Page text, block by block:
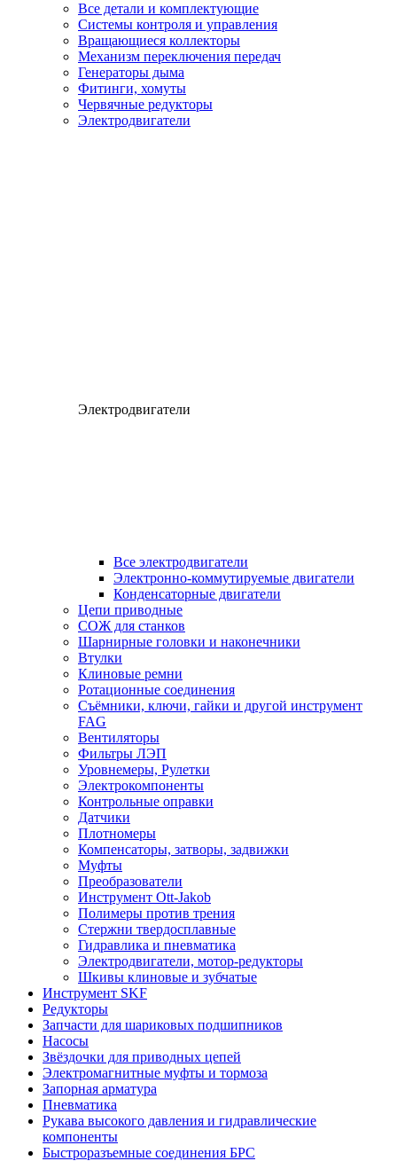
Все детали и комплектующие
Системы контроля и управления
Вращающиеся коллекторы
Механизм переключения передач
Генераторы дыма
Фитинги, хомуты
Червячные редукторы
Электродвигатели
Электродвигатели
Все электродвигатели
Электронно-коммутируемые двигатели
Конденсаторные двигатели
Цепи приводные
СОЖ для станков
Шарнирные головки и наконечники
Втулки
Клиновые ремни
Ротационные соединения
Съёмники, ключи, гайки и другой инструмент
FAG
Вентиляторы
Фильтры ЛЭП
Уровнемеры, Рулетки
Электрокомпоненты
Контрольные оправки
Датчики
Плотномеры
Компенсаторы, затворы, задвижки
Муфты
Преобразователи
Инструмент Ott-Jakob
Полимеры против трения
Стержни твердосплавные
Гидравлика и пневматика
Электродвигатели, мотор-редукторы
Шкивы клиновые и зубчатые
Инструмент SKF
Редукторы
Запчасти для шариковых подшипников
Насосы
Звёздочки для приводных цепей
Электромагнитные муфты и тормоза
Запорная арматура
Пневматика
Рукава высокого давления и гидравлические
компоненты
Быстроразъемные соединения БРС